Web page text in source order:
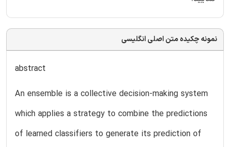
نمونه چکیده متن اصلی انگلیسی
abstract
An ensemble is a collective decision-making system
which applies a strategy to combine the predictions
of learned classifiers to generate its prediction of